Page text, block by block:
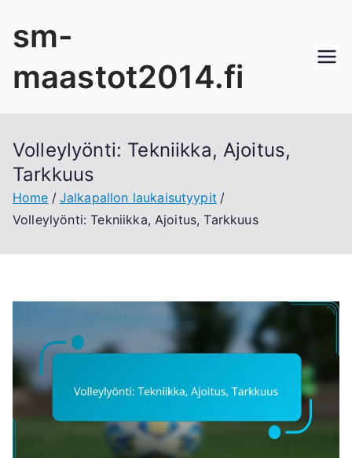
sm-
maastot2014.fi
Volleylyönti: Tekniikka, Ajoitus,
Tarkkuus
Home
Jalkapallon laukaisutyypit
Volleylyönti: Tekniikka, Ajoitus, Tarkkuus